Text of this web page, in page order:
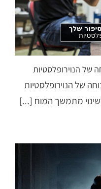
של הנוירופלסטיות
של הנוירופלסטיות
מתמשך המוח [...]